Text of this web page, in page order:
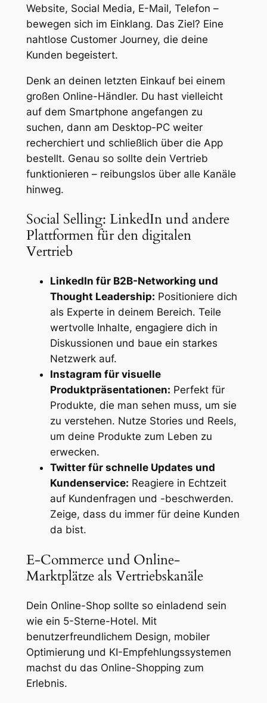
Website, Social Media, E-Mail, Telefon –
bewegen sich im Einklang. Das Ziel? Eine
nahtlose Customer Journey, die deine
Kunden begeistert.
Denk an deinen letzten Einkauf bei einem
großen Online-Händler. Du hast vielleicht
auf dem Smartphone angefangen zu
suchen, dann am Desktop-PC weiter
recherchiert und schließlich über die App
bestellt. Genau so sollte dein Vertrieb
funktionieren – reibungslos über alle Kanäle
hinweg.
Social Selling: LinkedIn und andere
Plattformen für den digitalen
Vertrieb
LinkedIn für B2B-Networking und
Thought Leadership: Positioniere dich
als Experte in deinem Bereich. Teile
wertvolle Inhalte, engagiere dich in
Diskussionen und baue ein starkes
Netzwerk auf.
Instagram für visuelle
Produktpräsentationen: Perfekt für
Produkte, die man sehen muss, um sie
zu verstehen. Nutze Stories und Reels,
um deine Produkte zum Leben zu
erwecken.
Twitter für schnelle Updates und
Kundenservice: Reagiere in Echtzeit
auf Kundenfragen und -beschwerden.
Zeige, dass du immer für deine Kunden
da bist.
E-Commerce und Online-
Marktplätze als Vertriebskanäle
Dein Online-Shop sollte so einladend sein
wie ein 5-Sterne-Hotel. Mit
benutzerfreundlichem Design, mobiler
Optimierung und KI-Empfehlungssystemen
machst du das Online-Shopping zum
Erlebnis.